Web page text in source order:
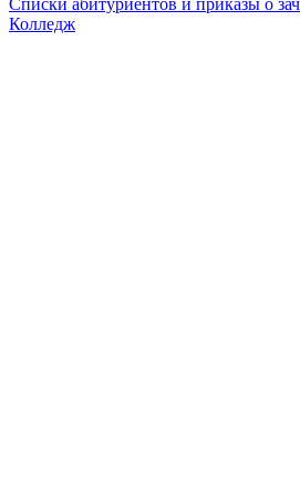
Списки абитуриентов и приказы о
Колледж